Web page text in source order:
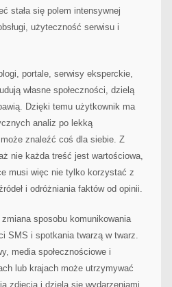
stała się polem intensywnej
użyteczność serwisu i
portale, serwisy eksperckie,
własne społeczności, dzielą
Dzięki temu użytkownik ma
analiz po lekką
znaleźć coś dla siebie. Z
nie każda treść jest wartościowa,
musi więc nie tylko korzystać z
i odróżniania faktów od opinii.
sposobu komunikowania
SMS i spotkania twarzą w twarz.
media społecznościowe i
lub krajach może utrzymywać
zdjęcia i dzielą się wydarzeniami